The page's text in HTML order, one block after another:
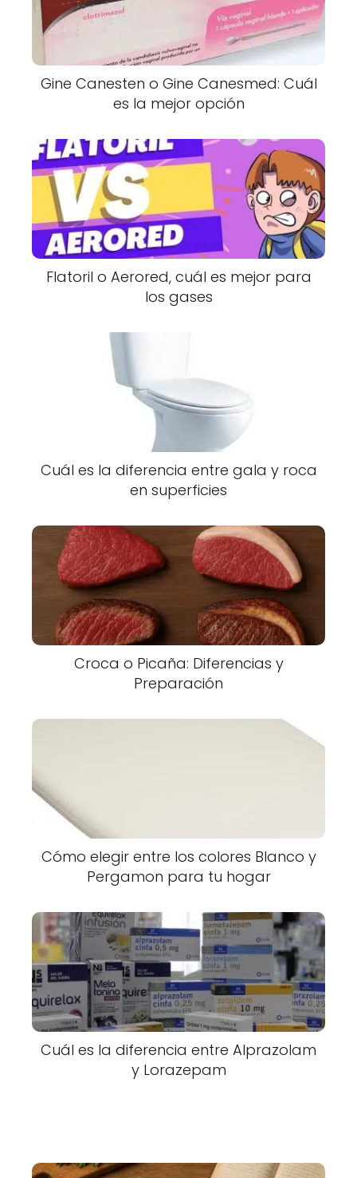
Gine Canesten o Gine Canesmed: Cuál
es la mejor opción
Flatoril o Aerored, cuál es mejor para
los gases
Cuál es la diferencia entre gala y roca
en superficies
Croca o Picaña: Diferencias y
Preparación
Cómo elegir entre los colores Blanco y
Pergamon para tu hogar
Cuál es la diferencia entre Alprazolam
y Lorazepam